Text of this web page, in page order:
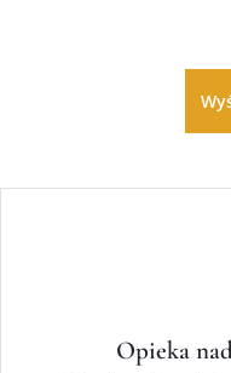
Opieka